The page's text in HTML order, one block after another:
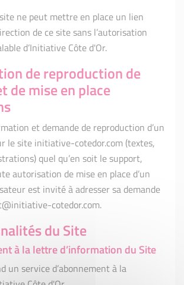
ne peut mettre en place un lien
de ce site sans l’autorisation
d’Initiative Côte d'Or.
de reproduction de
de mise en place
et demande de reproduction d’un
le site initiative-cotedor.com (textes,
quel qu’en soit le support,
autorisation de mise en place d’un
est invité à adresser sa demande
cotedor.com.
du Site
à la lettre d’information du Site
un service d’abonnement à la